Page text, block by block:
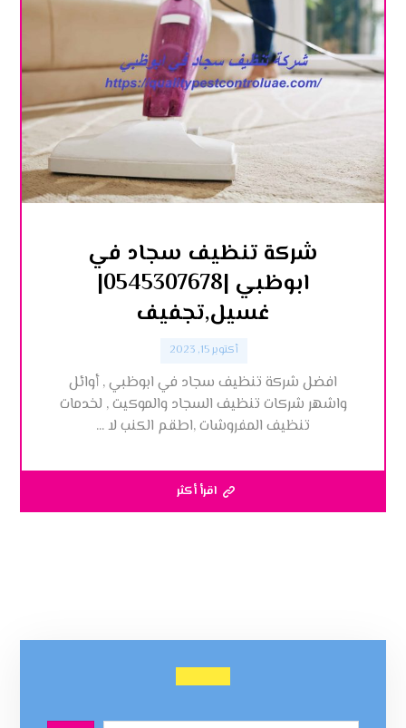
شركة تنظيف سجاد في
ابوظبي |0545307678|
غسيل,تجفيف
أكتوبر 15, 2023
افضل شركة تنظيف سجاد في ابوظبي , أوائل
واشهر شركات تنظيف السجاد والموكيت , لخدمات
تنظيف المفروشات ,اطقم الكنب لا ...
اقرأ أكثر